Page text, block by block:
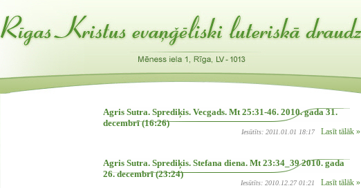
Agris Sutra. Sprediķis. Vecgads. Mt 25:31-46. 2010. gada 31.
decembrī (16:26)
Iesūtīts: 2011.01.01 18:17 Lasīt tālāk »
Agris Sutra. Sprediķis. Stefana diena. Mt 23:34_39 2010. gada
26. decembrī (23:24)
Iesūtīts: 2010.12.27 01:21 Lasīt tālāk »